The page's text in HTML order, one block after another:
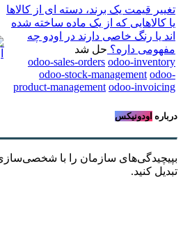
تغییر قیمت یک برند، دسته ای از کالاها
یا کالاهایی که از یک ماده ساخته شده
اند یا رنگ خاصی دارند در اودو چه
مفهومی داره؟ حل شد
odoo-sales-orders odoo-inventory
odoo-stock-management odoo-
product-management odoo-invoicing
درباره اودونیکس
بپیچیدگی‌های سازمان را با
تبدیل کنید.